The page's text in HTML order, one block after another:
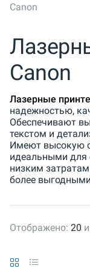
Canon
Canon
Лазерные
надежностью,
Обеспечивают
текстом и
Имеют высокую
идеальными для
низким
более
Отображено: 20